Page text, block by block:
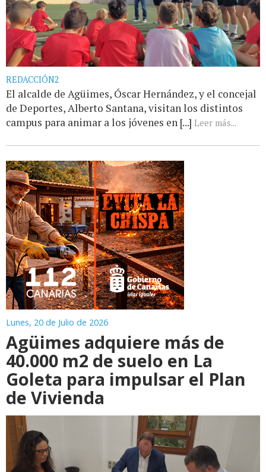
REDACCIÓN2
El alcalde de Agüimes, Óscar Hernández, y el concejal
de Deportes, Alberto Santana, visitan los distintos
campus para animar a los jóvenes en [...] Leer más...
Lunes, 20 de Julio de 2026
Agüimes adquiere más de
40.000 m2 de suelo en La
Goleta para impulsar el Plan
de Vivienda